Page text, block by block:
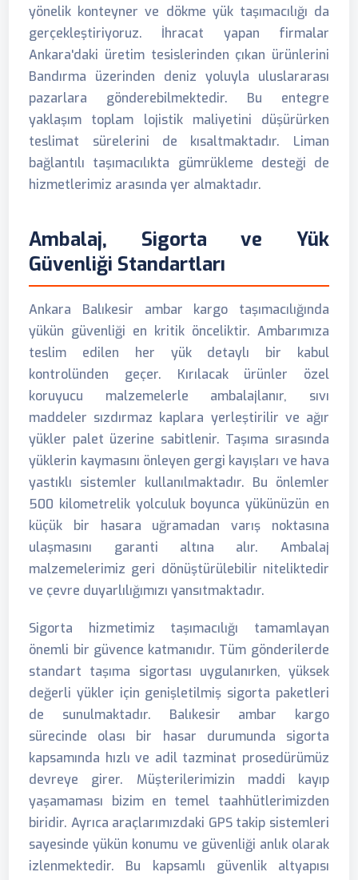
yönelik konteyner ve dökme yük taşımacılığı da
gerçekleştiriyoruz. İhracat yapan firmalar
Ankara'daki üretim tesislerinden çıkan ürünlerini
Bandırma üzerinden deniz yoluyla uluslararası
pazarlara gönderebilmektedir. Bu entegre
yaklaşım toplam lojistik maliyetini düşürürken
teslimat sürelerini de kısaltmaktadır. Liman
bağlantılı taşımacılıkta gümrükleme desteği de
hizmetlerimiz arasında yer almaktadır.
Ambalaj, Sigorta ve Yük
Güvenliği Standartları
Ankara Balıkesir ambar kargo taşımacılığında
yükün güvenliği en kritik önceliktir. Ambarımıza
teslim edilen her yük detaylı bir kabul
kontrolünden geçer. Kırılacak ürünler özel
koruyucu malzemelerle ambalajlanır, sıvı
maddeler sızdırmaz kaplara yerleştirilir ve ağır
yükler palet üzerine sabitlenir. Taşıma sırasında
yüklerin kaymasını önleyen gergi kayışları ve hava
yastıklı sistemler kullanılmaktadır. Bu önlemler
500 kilometrelik yolculuk boyunca yükünüzün en
küçük bir hasara uğramadan varış noktasına
ulaşmasını garanti altına alır. Ambalaj
malzemelerimiz geri dönüştürülebilir niteliktedir
ve çevre duyarlılığımızı yansıtmaktadır.
Sigorta hizmetimiz taşımacılığı tamamlayan
önemli bir güvence katmanıdır. Tüm gönderilerde
standart taşıma sigortası uygulanırken, yüksek
değerli yükler için genişletilmiş sigorta paketleri
de sunulmaktadır. Balıkesir ambar kargo
sürecinde olası bir hasar durumunda sigorta
kapsamında hızlı ve adil tazminat prosedürümüz
devreye girer. Müşterilerimizin maddi kayıp
yaşamaması bizim en temel taahhütlerimizden
biridir. Ayrıca araçlarımızdaki GPS takip sistemleri
sayesinde yükün konumu ve güvenliği anlık olarak
izlenmektedir. Bu kapsamlı güvenlik altyapısı